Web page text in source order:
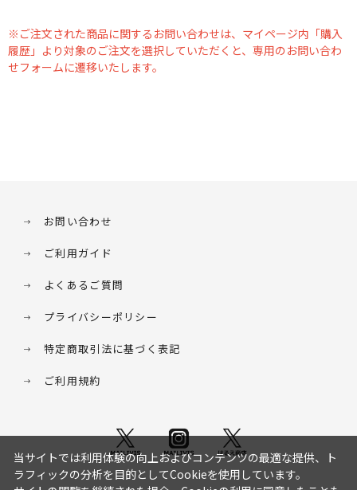
※ご注文された商品に関するお問い合わせは、マイページ内「購入
履歴」より対象のご注文を選択していただくと、専用のお問い合わ
せフォームに遷移いたします。
お問い合わせ
ご利用ガイド
よくあるご質問
プライバシーポリシー
特定商取引法に基づく表記
ご利用規約
当サイトでは利用体験の向上およびコンテンツの最適な提供、ト
ラフィックの分析を目的としてCookieを使用しています。